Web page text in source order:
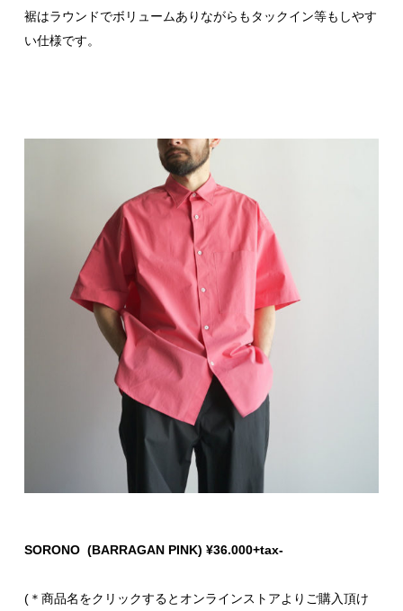
裾はラウンドでボリュームありながらもタックイン等もしやす
い仕様です。
SORONO (BARRAGAN PINK) ¥36.000+tax-
(＊商品名をクリックするとオンラインストアよりご購入頂け